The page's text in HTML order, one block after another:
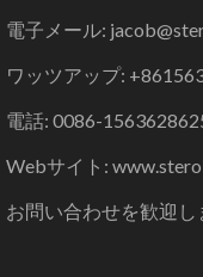
電子メール:
ワッツアップ:
電話: 0086-
Webサイト:
お問い合わせを歓迎し